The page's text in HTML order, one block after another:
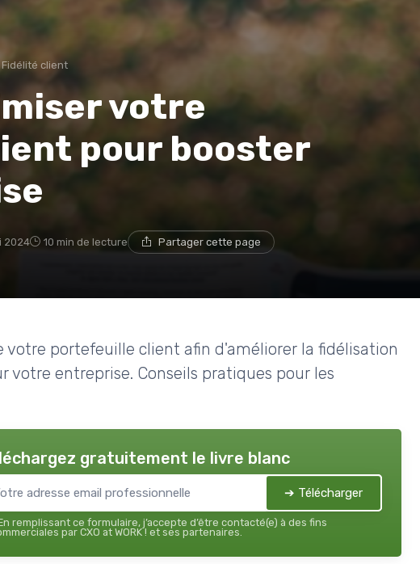
Fidélité client
votre
pour booster
2024 10 min de lecture Partager cette page
portefeuille client afin d'améliorer la fidélisation
votre entreprise. Conseils pratiques pour les
gratuitement le livre blanc
➔ Télécharger
remplissant ce formulaire, j’accepte d’être contacté(e) à des fins
par CXO at WORK ! et ses partenaires.